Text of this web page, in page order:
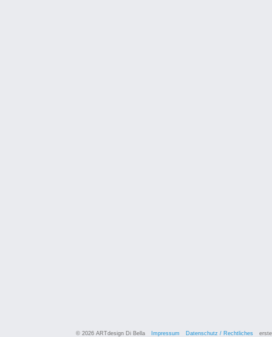
© 2026 ARTdesign Di Bella Impressum Datenschutz / Rechtliches